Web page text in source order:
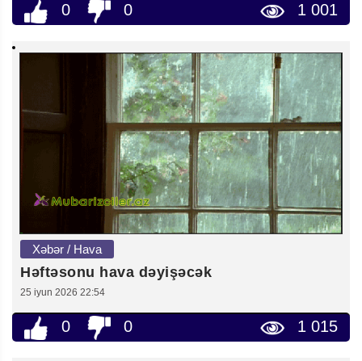
0 0 1 001
Xəbər / Hava
Həftəsonu hava dəyişəcək
25 iyun 2026 22:54
0 0 1 015